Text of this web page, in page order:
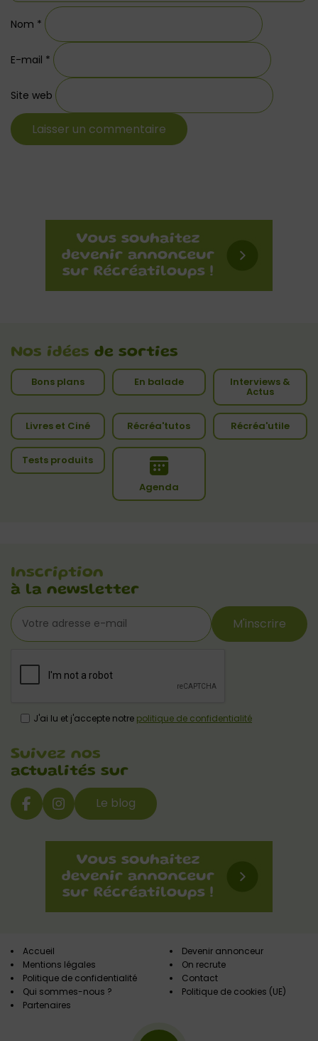
Nom *
E-mail *
Site web
Nos idées de sorties
Bons plans En balade Interviews &
Actus
Livres et Ciné Récréa'tutos Récréa'utile
Tests produits
Agenda
Inscription
à la newsletter
M'inscrire
J'ai lu et j'accepte notre politique de confidentialité
Suivez nos
actualités sur
Le blog
Accueil
Mentions légales
Politique de confidentialité
Qui sommes-nous ?
Partenaires
Devenir annonceur
On recrute
Contact
Politique de cookies (UE)